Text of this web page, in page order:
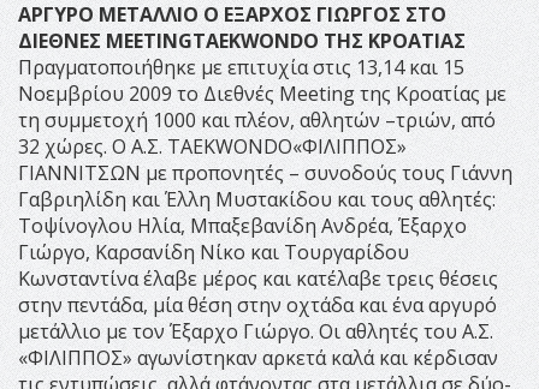
ΑΡΓΥΡΟ ΜΕΤΑΛΛΙΟ Ο ΕΞΑΡΧΟΣ ΓΙΩΡΓΟΣ ΣΤΟ
ΔΙΕΘΝΕΣMEETINGTAEKWONDOΤΗΣ ΚΡΟΑΤΙΑΣ
Πραγματοποιήθηκε με επιτυχία στις 13,14 και 15
Νοεμβρίου 2009 το Διεθνές Meeting της Κροατίας με
τη συμμετοχή 1000 και πλέον, αθλητών –τριών, από
32 χώρες. Ο Α.Σ. TAEKWONDO«ΦΙΛΙΠΠΟΣ»
ΓΙΑΝΝΙΤΣΩΝ με προπονητές – συνοδούς τους Γιάννη
Γαβριηλίδη και Έλλη Μυστακίδου και τους αθλητές:
Τοψίνογλου Ηλία, Μπαξεβανίδη Ανδρέα, Έξαρχο
Γιώργο, Καρσανίδη Νίκο και Τουργαρίδου
Κωνσταντίνα έλαβε μέρος και κατέλαβε τρεις θέσεις
στην πεντάδα, μία θέση στην οχτάδα και ένα αργυρό
μετάλλιο με τον Έξαρχο Γιώργο. Οι αθλητές του Α.Σ.
«ΦΙΛΙΠΠΟΣ» αγωνίστηκαν αρκετά καλά και κέρδισαν